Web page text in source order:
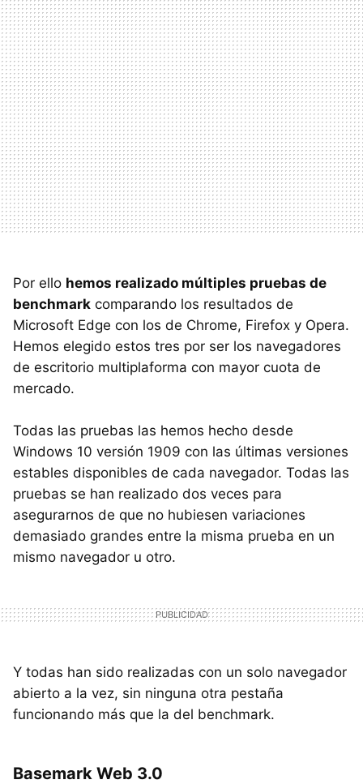
Por ello hemos realizado múltiples pruebas de
benchmark comparando los resultados de
Microsoft Edge con los de Chrome, Firefox y Opera.
Hemos elegido estos tres por ser los navegadores
de escritorio multiplaforma con mayor cuota de
mercado.
Todas las pruebas las hemos hecho desde
Windows 10 versión 1909 con las últimas versiones
estables disponibles de cada navegador. Todas las
pruebas se han realizado dos veces para
asegurarnos de que no hubiesen variaciones
demasiado grandes entre la misma prueba en un
mismo navegador u otro.
Y todas han sido realizadas con un solo navegador
abierto a la vez, sin ninguna otra pestaña
funcionando más que la del benchmark.
Basemark Web 3.0